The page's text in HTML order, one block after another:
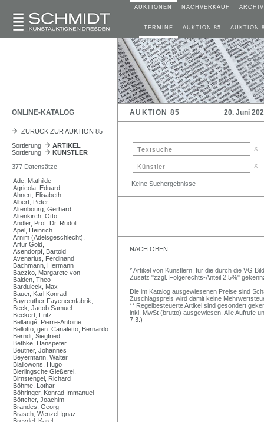
AUKTIONEN NACHVERKAUF ARCHIV
TERMINE AUKTION 85 AUKTION
ONLINE-KATALOG AUKTION 85 20. Juni
ZURÜCK ZUR AUKTION 85
Sortierung
ARTIKEL
Sortierung
KÜNSTLER
377 Datensätze
Ade, Mathilde
Agricola, Eduard
Ahnert, Elisabeth
Albert, Peter
Altenbourg, Gerhard
Altenkirch, Otto
Andler, Prof. Dr. Rudolf
Apel, Heinrich
Arnim (Adelsgeschlecht),
Artur Gold,
Asendorpf, Bartold
Avenarius, Ferdinand
Bachmann, Hermann
Baczko, Margarete von
Balden, Theo
Barduleck, Max
Bauer, Karl Konrad
Bayreuther Fayencenfabrik,
Beck, Jacob Samuel
Beckert, Fritz
Bellangé, Pierre-Antoine
Bellotto, gen. Canaletto, Bernardo
Berndt, Siegfried
Bethke, Hanspeter
Beutner, Johannes
Beyermann, Walter
Biallowons, Hugo
Bierlingsche Gießerei,
Birnstengel, Richard
Böhme, Lothar
Böhringer, Konrad Immanuel
Böttcher, Joachim
Brandes, Georg
Brasch, Wenzel Ignaz
x
x
Keine Suchergebnisse
NACH OBEN
* Artikel von Künstlern, für die durch die VG
Zusatz "zzgl. Folgerechts-Anteil 2,5%"
Die im Katalog ausgewiesenen Preise sind
Zuschlagspreis wird damit keine
** Regelbesteuerte Artikel sind gesondert
inkl. MwSt (brutto) ausgewiesen. Alle Aufrufe
7.3.)